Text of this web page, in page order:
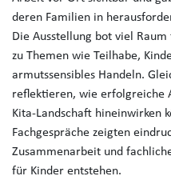
deren Familien in
Die Ausstellung bot viel
zu Themen wie Teilhabe,
armutssensibles Handeln.
reflektieren, wie erfolgreiche
Kita-Landschaft hineinwirken
Fachgespräche zeigten
Zusammenarbeit und
für Kinder entstehen.